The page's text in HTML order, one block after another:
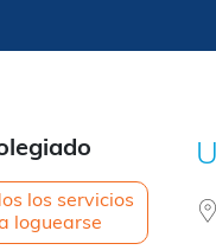
los servicios
loguearse